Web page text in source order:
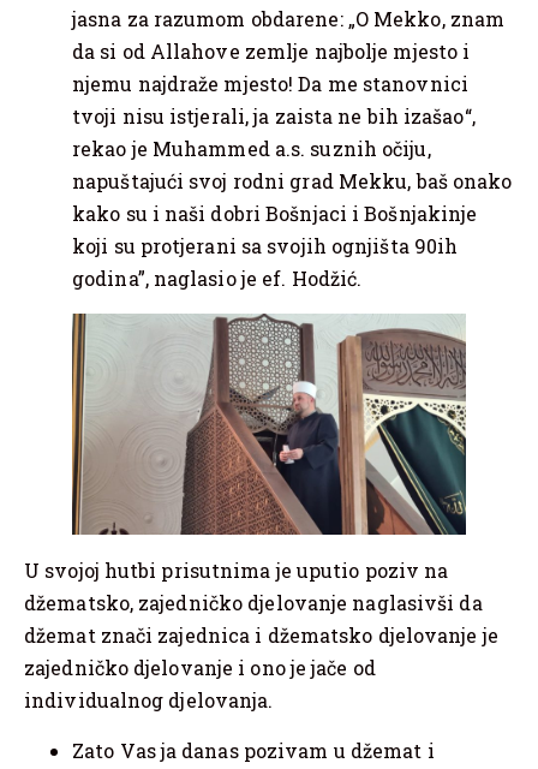
jasna za razumom obdarene: „O Mekko, znam
da si od Allahove zemlje najbolje mjesto i
njemu najdraže mjesto! Da me stanovnici
tvoji nisu istjerali, ja zaista ne bih izašao“,
rekao je Muhammed a.s. suznih očiju,
napuštajući svoj rodni grad Mekku, baš onako
kako su i naši dobri Bošnjaci i Bošnjakinje
koji su protjerani sa svojih ognjišta 90ih
godina”, naglasio je ef. Hodžić.
U svojoj hutbi prisutnima je uputio poziv na
džematsko, zajedničko djelovanje naglasivši da
džemat znači zajednica i džematsko djelovanje je
zajedničko djelovanje i ono je jače od
individualnog djelovanja.
Zato Vas ja danas pozivam u džemat i